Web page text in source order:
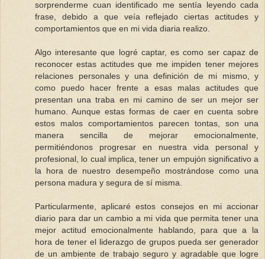
sorprenderme cuan identificado me sentía leyendo cada
frase, debido a que veía reflejado ciertas actitudes y
comportamientos que en mi vida diaria realizo.
Algo interesante que logré captar, es como ser capaz de
reconocer estas actitudes que me impiden tener mejores
relaciones personales y una definición de mi mismo, y
como puedo hacer frente a esas malas actitudes que
presentan una traba en mi camino de ser un mejor ser
humano. Aunque estas formas de caer en cuenta sobre
estos malos comportamientos parecen tontas, son una
manera sencilla de mejorar emocionalmente,
permitiéndonos progresar en nuestra vida personal y
profesional, lo cual implica, tener un empujón significativo a
la hora de nuestro desempeño mostrándose como una
persona madura y segura de sí misma.
Particularmente, aplicaré estos consejos en mi accionar
diario para dar un cambio a mi vida que permita tener una
mejor actitud emocionalmente hablando, para que a la
hora de tener el liderazgo de grupos pueda ser generador
de un ambiente de trabajo seguro y agradable que logre